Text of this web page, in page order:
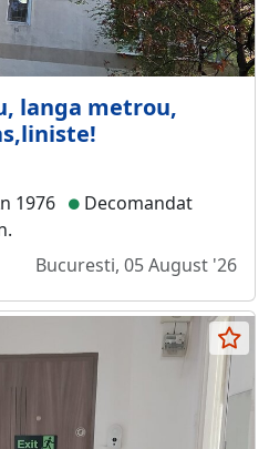
langa metrou,
1976
Decomandat
Bucuresti, 05 August '26